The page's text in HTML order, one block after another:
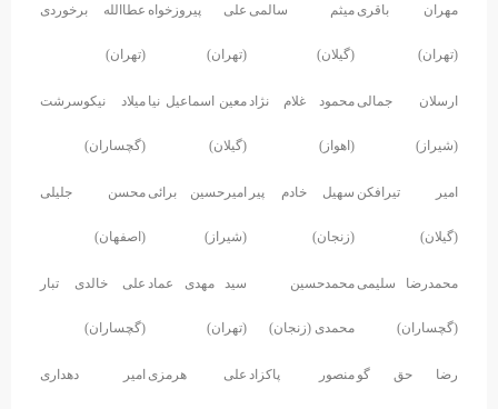
مهران باقری
(تهران)
میثم سالمی
(گیلان)
علی پیروزخواه
(تهران)
عطاالله برخوردی
(تهران)
ارسلان جمالی
(شیراز)
محمود غلام نژاد
(اهواز)
معین اسماعیل نیا
(گیلان)
میلاد نیکوسرشت
(گچساران)
امیر تیرافکن
(گیلان)
سهیل خادم پیر
(زنجان)
امیرحسین برائی
(شیراز)
محسن جلیلی
(اصفهان)
محمدرضا سلیمی
(گچساران)
محمدحسین
محمدی (زنجان)
سید مهدی عماد
(تهران)
علی خالدی تبار
(گچساران)
رضا حق گومنصور پاکزاد علی هرمزی امیر دهداری